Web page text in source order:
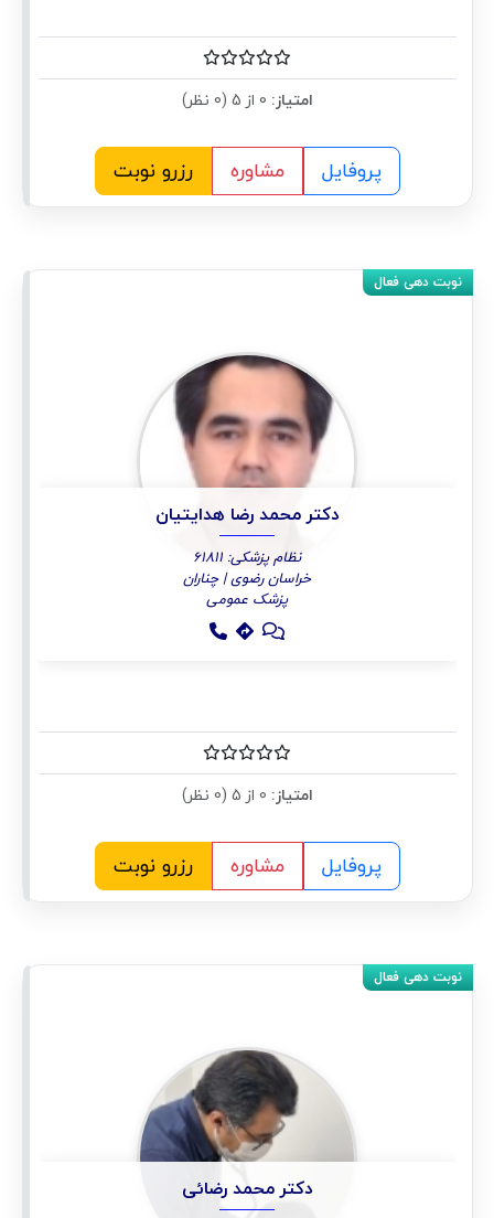
امتیاز:
پروفایل مشاوره رزرو نوبت
دکتر محمد رضا هدایتیان
نظام پزشکی: 61811
خراسان رضوی | چناران
پزشک عمومی
امتیاز:
پروفایل مشاوره رزرو نوبت
دکتر محمد رضائی